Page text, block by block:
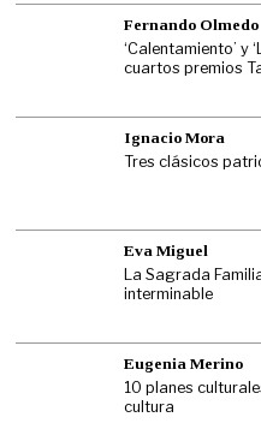
Fernando Olmedo
‘Calentamiento’ y
cuartos premios
Ignacio Mora
Tres clásicos
Eva Miguel
La Sagrada
interminable
Eugenia Merino
10 planes
cultura